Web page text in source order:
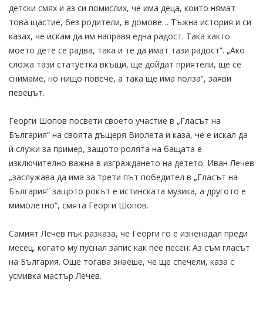
детски смях и аз си помислих, че има деца, които нямат
това щастие, без родители, в домове… Тъжна история и си
казах, че искам да им направя една радост. Така както
моето дете се радва, така и те да имат тази радост“. „Ако
сложа тази статуетка вкъщи, ще дойдат приятели, ще се
снимаме, но нищо повече, а така ще има полза“, заяви
певецът.
Георги Шопов посвети своето участие в „Гласът на
България“ на своята дъщеря Виолета и каза, че е искал да
ѝ служи за пример, защото ролята на бащата е
изключително важна в изграждането на детето. Иван Лечев
„заслужава да има за трети път победител в „Гласът на
България“ защото рокът е истинската музика, а другото е
мимолетно“, смята Георги Шопов.
Самият Лечев пък разказа, че Георги го е изненадал преди
месец, когато му пуснал запис как пее песен: Аз съм гласът
на България. Още тогава знаеше, че ще спечели, каза с
усмивка мастър Лечев.